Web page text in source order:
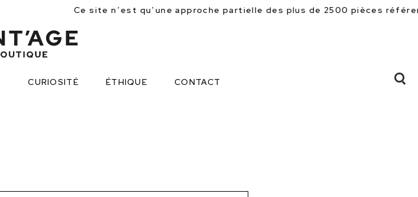
Ce site n’est qu’une approche partielle des plus de 2500 pièces référencées
CURIOSITÉ ÉTHIQUE CONTACT